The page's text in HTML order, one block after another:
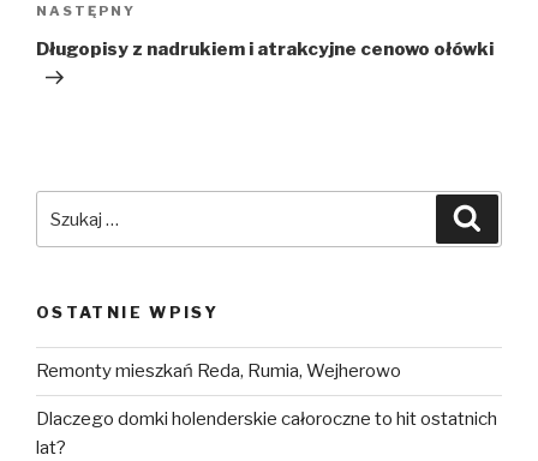
Następny
wpis
NASTĘPNY
Długopisy z nadrukiem i atrakcyjne cenowo ołówki
OSTATNIE WPISY
Remonty mieszkań Reda, Rumia, Wejherowo
Dlaczego domki holenderskie całoroczne to hit ostatnich
lat?